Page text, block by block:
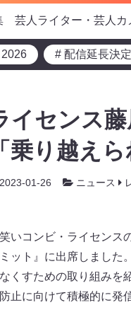
芸人ライター・芸人カ
# 配信延長決
イセンス
「乗り越え
2023-01-26 ニュース
いコンビ・ライセンス
ット』に出席しました
くすための取り組みを
止に向けて積極的に発